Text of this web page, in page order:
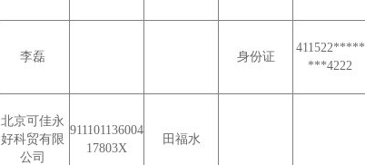
李磊 身份证
411522*****
***4222
北京可佳永
好科贸有限
公司
911101136004
17803X
田福水